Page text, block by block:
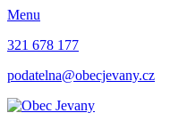
Menu
321 678 177
podatelna@obecjevany.cz